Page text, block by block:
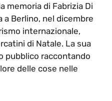
memoria di Fabrizia Di
a Berlino, nel dicembre
internazionale,
di Natale. La sua
pubblico raccontando
delle cose nelle